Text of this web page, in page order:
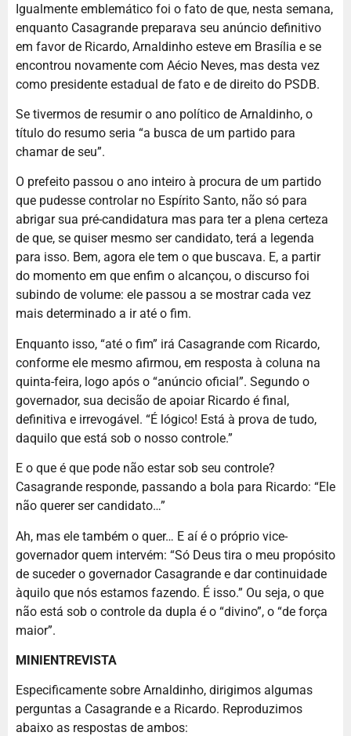
Igualmente emblemático foi o fato de que, nesta semana,
enquanto Casagrande preparava seu anúncio definitivo
em favor de Ricardo, Arnaldinho esteve em Brasília e se
encontrou novamente com Aécio Neves, mas desta vez
como presidente estadual de fato e de direito do PSDB.
Se tivermos de resumir o ano político de Arnaldinho, o
título do resumo seria “a busca de um partido para
chamar de seu”.
O prefeito passou o ano inteiro à procura de um partido
que pudesse controlar no Espírito Santo, não só para
abrigar sua pré-candidatura mas para ter a plena certeza
de que, se quiser mesmo ser candidato, terá a legenda
para isso. Bem, agora ele tem o que buscava. E, a partir
do momento em que enfim o alcançou, o discurso foi
subindo de volume: ele passou a se mostrar cada vez
mais determinado a ir até o fim.
Enquanto isso, “até o fim” irá Casagrande com Ricardo,
conforme ele mesmo afirmou, em resposta à coluna na
quinta-feira, logo após o “anúncio oficial”. Segundo o
governador, sua decisão de apoiar Ricardo é final,
definitiva e irrevogável. “É lógico! Está à prova de tudo,
daquilo que está sob o nosso controle.”
E o que é que pode não estar sob seu controle?
Casagrande responde, passando a bola para Ricardo: “Ele
não querer ser candidato…”
Ah, mas ele também o quer… E aí é o próprio vice-
governador quem intervém: “Só Deus tira o meu propósito
de suceder o governador Casagrande e dar continuidade
àquilo que nós estamos fazendo. É isso.” Ou seja, o que
não está sob o controle da dupla é o “divino”, o “de força
maior”.
MINIENTREVISTA
Especificamente sobre Arnaldinho, dirigimos algumas
perguntas a Casagrande e a Ricardo. Reproduzimos
abaixo as respostas de ambos: